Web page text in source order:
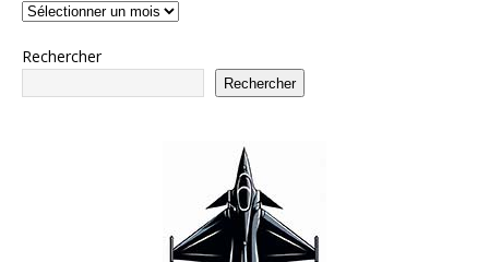
Rechercher
Rechercher